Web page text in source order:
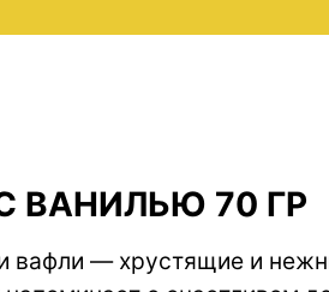
ВАНИЛЬЮ 70 ГР
вафли — хрустящие и